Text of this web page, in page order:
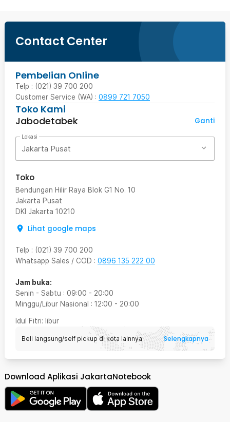
Contact Center
Pembelian Online
Telp : (021) 39 700 200
Customer Service (WA) : 0899 721 7050
Toko Kami
Jabodetabek
Ganti
Lokasi
Jakarta Pusat
Toko
Bendungan Hilir Raya Blok G1 No. 10
Jakarta Pusat
DKI Jakarta 10210
Lihat google maps
Telp : (021) 39 700 200
Whatsapp Sales / COD : 0896 135 222 00
Jam buka:
Senin - Sabtu : 09:00 - 20:00
Minggu/Libur Nasional : 12:00 - 20:00
Idul Fitri: libur
Beli langsung/self pickup di kota lainnya Selengkapnya
Download Aplikasi JakartaNotebook